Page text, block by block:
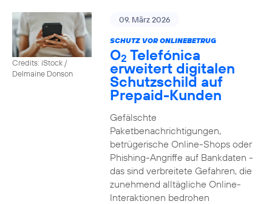
Credits: iStock /
Delmaine Donson
09. März 2026
SCHUTZ VOR ONLINEBETRUG
O2 Telefónica
erweitert digitalen
Schutzschild auf
Prepaid-Kunden
Gefälschte
Paketbenachrichtigungen,
betrügerische Online-Shops oder
Phishing-Angriffe auf Bankdaten -
das sind verbreitete Gefahren, die
zunehmend alltägliche Online-
Interaktionen bedrohen